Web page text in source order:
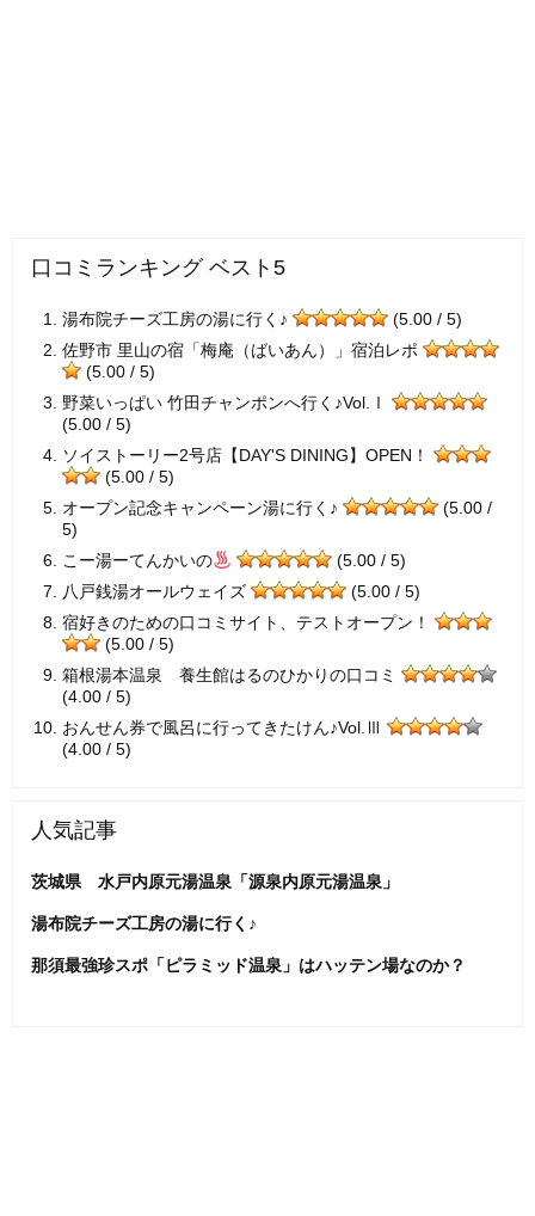
口コミランキング ベスト5
湯布院チーズ工房の湯に行く♪
(5.00 / 5)
佐野市 里山の宿「梅庵（ばいあん）」宿泊レポ
(5.00 / 5)
野菜いっぱい 竹田チャンポンへ行く♪Vol.Ⅰ
(5.00 / 5)
ソイストーリー2号店【DAY'S DINING】OPEN！
(5.00 / 5)
オープン記念キャンペーン湯に行く♪
(5.00 /
5)
こー湯ーてんかいの
(5.00 / 5)
八戸銭湯オールウェイズ
(5.00 / 5)
宿好きのための口コミサイト、テストオープン！
(5.00 / 5)
箱根湯本温泉 養生館はるのひかりの口コミ
(4.00 / 5)
おんせん券で風呂に行ってきたけん♪Vol.Ⅲ
(4.00 / 5)
人気記事
茨城県 水戸内原元湯温泉「源泉内原元湯温泉」
湯布院チーズ工房の湯に行く♪
那須最強珍スポ「ピラミッド温泉」はハッテン場なのか？